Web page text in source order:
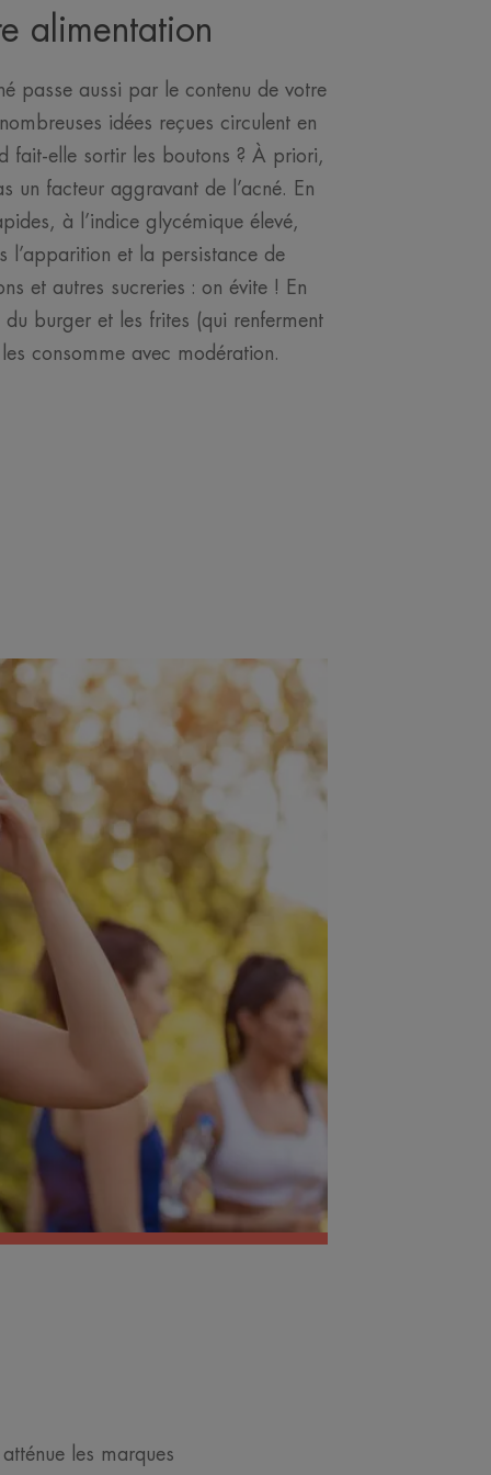
alimentation
passe aussi par le contenu de votre
idées reçues circulent en
fait-elle sortir les boutons ? À priori,
un facteur aggravant de l’acné. En
à l’indice glycémique élevé,
l’apparition et la persistance de
et autres sucreries : on évite ! En
burger et les frites (qui renferment
consomme avec modération.
les marques